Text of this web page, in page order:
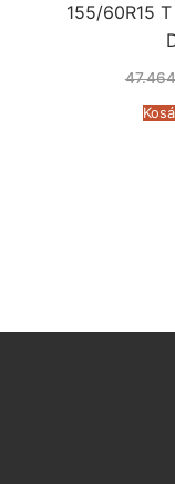
155/60R15